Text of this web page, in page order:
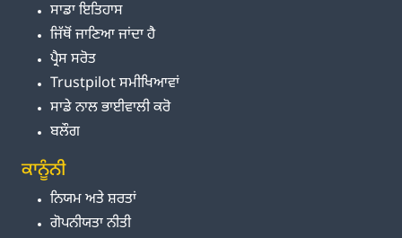
ਸਾਡਾ ਇਤਿਹਾਸ
ਜਿੱਥੋਂ ਜਾਣਿਆ ਜਾਂਦਾ ਹੈ
ਪ੍ਰੈਸ ਸਰੋਤ
Trustpilot ਸਮੀਖਿਆਵਾਂ
ਸਾਡੇ ਨਾਲ ਭਾਈਵਾਲੀ ਕਰੋ
ਬਲੌਗ
ਕਾਨੂੰਨੀ
ਨਿਯਮ ਅਤੇ ਸ਼ਰਤਾਂ
ਗੋਪਨੀਯਤਾ ਨੀਤੀ